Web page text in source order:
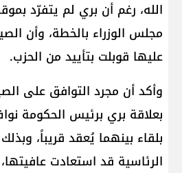
الله، رغم أن بري لم يتفرّد
مجلس الوزراء بالخطة، وأن
عليها قوبلت بتأييد من الحزب.
وأكد أن مجرد التوافق على
بعلاقة بري برئيس الحكومة
بلقاء بينهما يُعقد قريباً،
الرئاسية قد استعادت